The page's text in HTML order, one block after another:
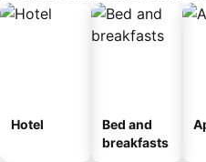
Hotel
Bed and
breakfasts